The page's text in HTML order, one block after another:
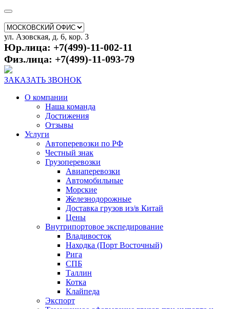
ул. Азовская, д. 6, кор. 3
Юр.лица: +7(499)-11-002-11
Физ.лица: +7(499)-11-093-79
ЗАКАЗАТЬ ЗВОНОК
О компании
Наша команда
Достижения
Отзывы
Услуги
Автоперевозки по РФ
Честный знак
Грузоперевозки
Авиаперевозки
Автомобильные
Морские
Железнодорожные
Доставка грузов из/в Китай
Цены
Внутрипортовое экспедирование
Владивосток
Находка (Порт Восточный)
Рига
СПБ
Таллин
Котка
Клайпеда
Экспорт